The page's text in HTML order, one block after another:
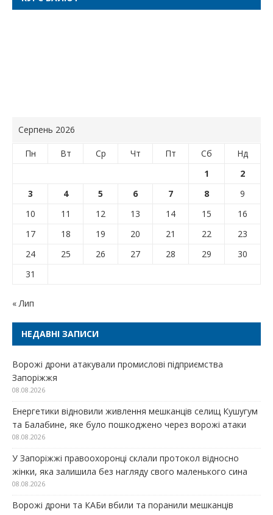
Серпень 2026
Пн Вт Ср Чт Пт Сб
Нд
1
2
3
4 5 6 7 8
9
10
11 12 13 14 15
16
17
18 19 20 21 22
23
24
25 26 27 28 29
30
31
« Лип
НЕДАВНІ ЗАПИСИ
Ворожі дрони атакували промислові підприємства
Запоріжжя
08.08.2026
Енергетики відновили живлення мешканців селищ Кушугум
та Балабине, яке було пошкоджено через ворожі атаки
08.08.2026
У Запоріжжі правоохоронці склали протокол відносно
жінки, яка залишила без нагляду свого маленького сина
08.08.2026
Ворожі дрони та КАБи вбили та поранили мешканців